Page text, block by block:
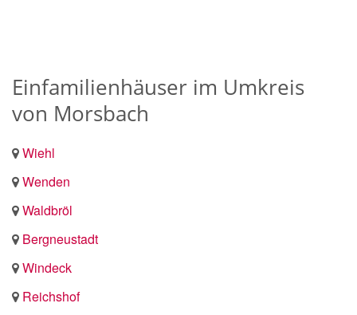
Einfamilienhäuser im Umkreis
von Morsbach
Wiehl
Wenden
Waldbröl
Bergneustadt
Windeck
Reichshof